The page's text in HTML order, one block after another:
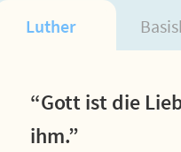
Luther
“Gott ist die
ihm.”